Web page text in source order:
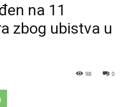
na 11
zbog ubistva u
0
98